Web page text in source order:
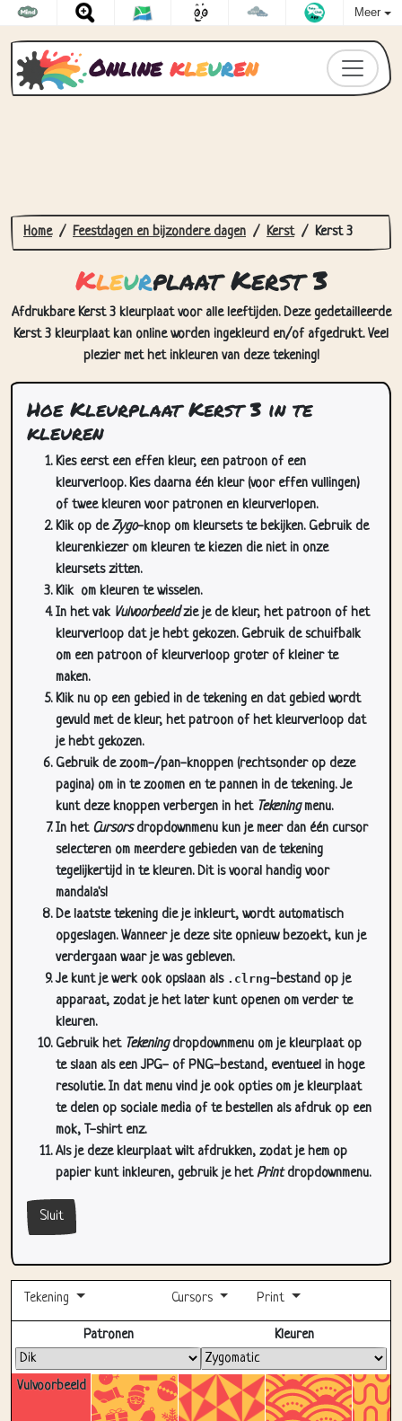
Meer
Online kleuren
Home Feestdagen en bijzondere dagen Kerst Kerst 3
Kleurplaat Kerst 3
Afdrukbare Kerst 3 kleurplaat voor alle leeftijden. Deze gedetailleerde
Kerst 3 kleurplaat kan online worden ingekleurd en/of afgedrukt. Veel
plezier met het inkleuren van deze tekening!
Hoe Kleurplaat Kerst 3 in te
kleuren
Kies eerst een effen kleur, een patroon of een
kleurverloop. Kies daarna één kleur (voor effen vullingen)
of twee kleuren voor patronen en kleurverlopen.
Klik op deZygo-knop om kleursets te bekijken. Gebruik de
kleurenkiezer om kleuren te kiezen die niet in onze
kleursets zitten.
Klik om kleuren te wisselen.
In het vak Vulvoorbeeldzie je de kleur, het patroon of het
kleurverloop dat je hebt gekozen. Gebruik de schuifbalk
om een patroon of kleurverloop groter of kleiner te
maken.
Klik nu op een gebied in de tekening en dat gebied wordt
gevuld met de kleur, het patroon of het kleurverloop dat
je hebt gekozen.
Gebruik de zoom-/pan-knoppen (rechtsonder op deze
pagina) om in te zoomen en te pannen in de tekening. Je
kunt deze knoppen verbergen in het Tekeningmenu.
In het Cursorsdropdownmenu kun je meer dan één cursor
selecteren om meerdere gebieden van de tekening
tegelijkertijd in te kleuren. Dit is vooral handig voor
mandala's!
De laatste tekening die je inkleurt, wordt automatisch
opgeslagen. Wanneer je deze site opnieuw bezoekt, kun je
verdergaan waar je was gebleven.
Je kunt je werk ook opslaan als .clrng-bestand op je
apparaat, zodat je het later kunt openen om verder te
kleuren.
Gebruik het Tekeningdropdownmenu om je kleurplaat op
te slaan als een JPG- of PNG-bestand, eventueel in hoge
resolutie. In dat menu vind je ook opties om je kleurplaat
te delen op sociale media of te bestellen als afdruk op een
mok, T-shirt enz.
Als je deze kleurplaat wilt afdrukken, zodat je hem op
papier kunt inkleuren, gebruik je hetPrintdropdownmenu.
Sluit
Tekening Cursors Print
Volledig scherm
Vulvoorbeeld
Patronen Kleuren